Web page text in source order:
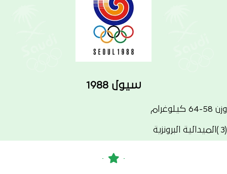
سيول 1988
وزن 58-64 كيلوغرام
(3 )الميدالية البرونزية